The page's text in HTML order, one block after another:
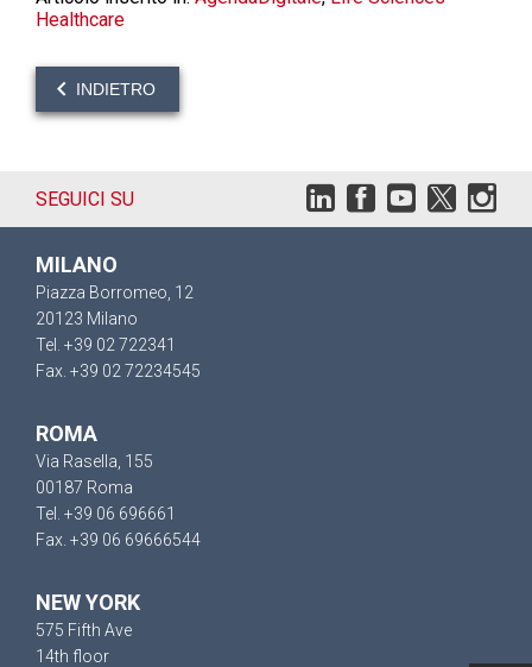
Healthcare
INDIETRO
SEGUICI SU
MILANO
Piazza Borromeo, 12
20123 Milano
Tel. +39 02 722341
Fax. +39 02 72234545
ROMA
Via Rasella, 155
00187 Roma
Tel. +39 06 696661
Fax. +39 06 69666544
NEW YORK
575 Fifth Ave
14th floor